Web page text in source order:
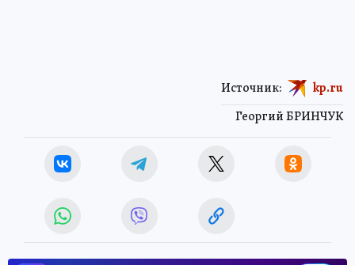
Георгий БРИНЧУК
Источник: kp.ru